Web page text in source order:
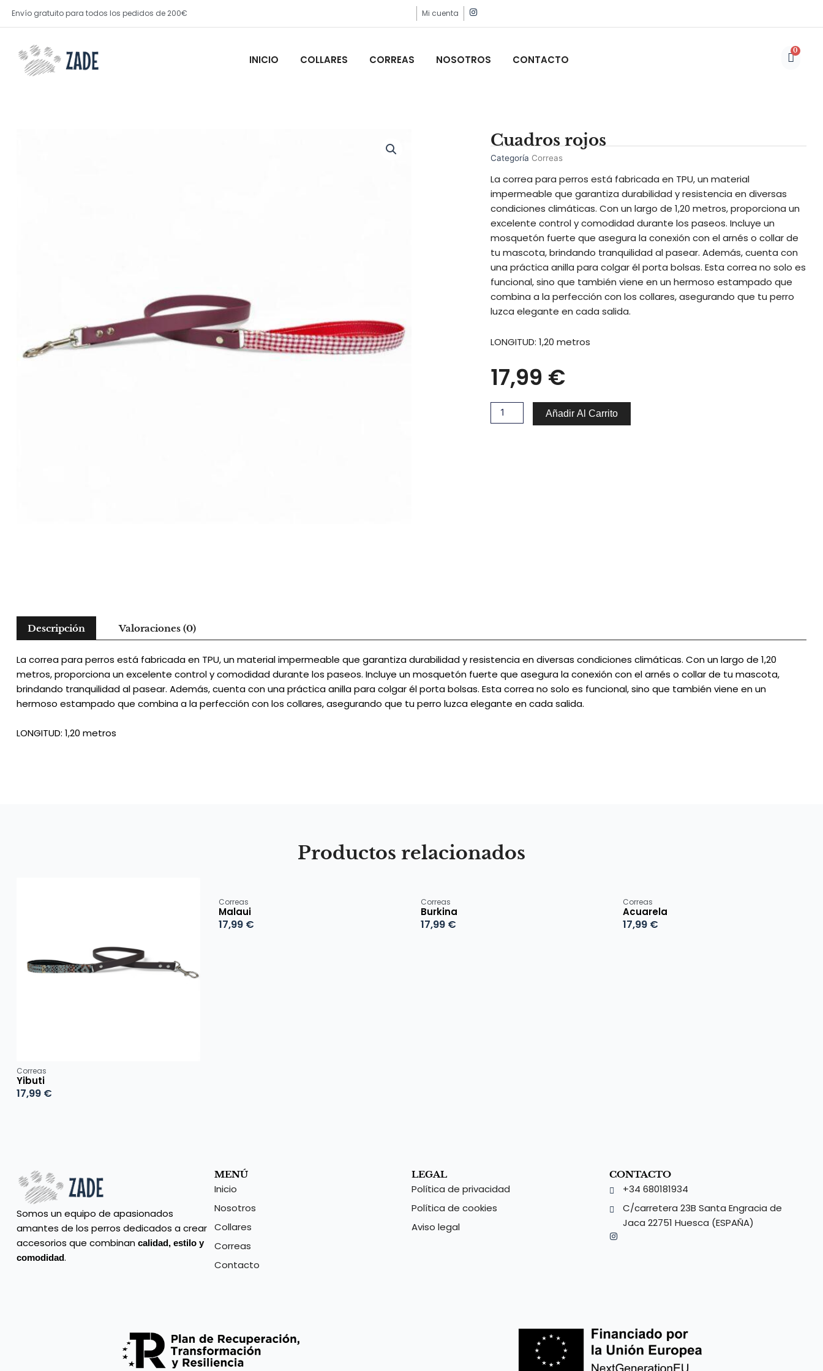
Envío gratuito para todos los pedidos de 200€ Mi cuenta
I
n
s
r
INICIO COLLARES CORREAS NOSOTROS CONTACTO
0
Cuadros rojos
Categoría Correas
La correa para perros está fabricada en TPU, un material
impermeable que garantiza durabilidad y resistencia en diversas
condiciones climáticas. Con un largo de 1,20 metros, proporciona un
excelente control y comodidad durante los paseos. Incluye un
mosquetón fuerte que asegura la conexión con el arnés o collar de
tu mascota, brindando tranquilidad al pasear. Además, cuenta con
una práctica anilla para colgar él porta bolsas. Esta correa no solo es
funcional, sino que también viene en un hermoso estampado que
combina a la perfección con los collares, asegurando que tu perro
luzca elegante en cada salida.
LONGITUD: 1,20 metros
17,99 €
Cuadros
rojos
Añadir Al Carrito
Descripción Valoraciones (0)
La correa para perros está fabricada en TPU, un material impermeable que garantiza durabilidad y resistencia en diversas condiciones climáticas. Con un largo de 1,20
metros, proporciona un excelente control y comodidad durante los paseos. Incluye un mosquetón fuerte que asegura la conexión con el arnés o collar de tu mascota,
brindando tranquilidad al pasear. Además, cuenta con una práctica anilla para colgar él porta bolsas. Esta correa no solo es funcional, sino que también viene en un
hermoso estampado que combina a la perfección con los collares, asegurando que tu perro luzca elegante en cada salida.
LONGITUD: 1,20 metros
Productos relacionados
Correas
Yibuti
17,99 €
Correas
Malaui
17,99 €
Correas
Burkina
17,99 €
Correas
Acuarela
17,99 €
Somos un equipo de apasionados
amantes de los perros dedicados a crear
accesorios que combinan calidad, estilo y
comodidad.
MENÚ
Inicio
Nosotros
Collares
Correas
Contacto
LEGAL
Política de privacidad
Política de cookies
Aviso legal
CONTACTO
+34 680181934⁣
C/carretera 23B Santa Engracia de
Jaca 22751 Huesca (ESPAÑA)⁣
I
n